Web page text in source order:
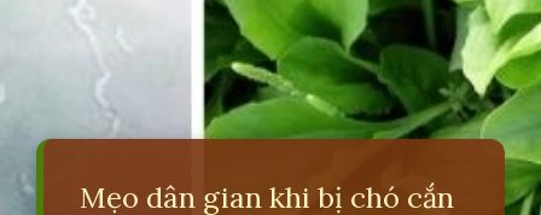
Mẹo dân gian khi bị chó cắn